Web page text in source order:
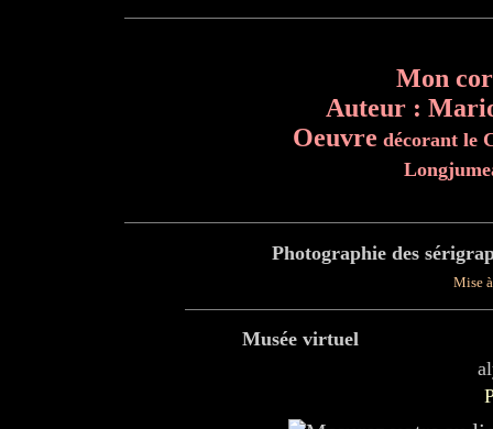
Mon
Auteur :
Oeuvre décorant le
Photographie des
Mise
Musée virtuel